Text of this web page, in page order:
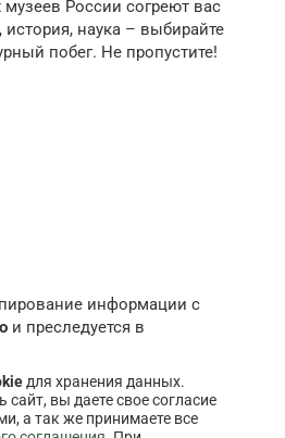
России согреют вас
наука – выбирайте
побег. Не пропустите!
информации с
и преследуется в
для хранения данных.
вы даете свое согласие
а так же принимаете все